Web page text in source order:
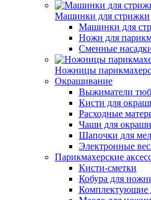
Машинки для стрижки
Машинки для
Ножи для
Сменные
Ножницы
Окрашивание
Выжиматели
Кисти для
Расходные
Чаши для
Шапочки для
Электронные
Парикмахерские
Кисти-сметки
Кобура для
Комплектующие